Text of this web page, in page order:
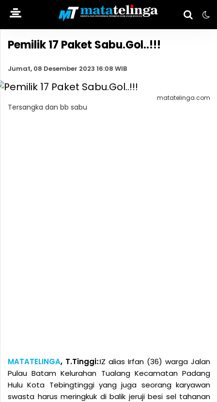
Pemilik 17 Paket Sabu.Gol..!!!
Jumat, 08 Desember 2023 16:08 WIB
matatelinga.com
Tersangka dan bb sabu
MATATELINGA, T.Tinggi::IZ alias Irfan (36) warga Jalan
Pulau Batam Kelurahan Tualang Kecamatan Padang
Hulu Kota Tebingtinggi yang juga seorang karyawan
swasta harus meringkuk di balik jeruji besi sel tahanan